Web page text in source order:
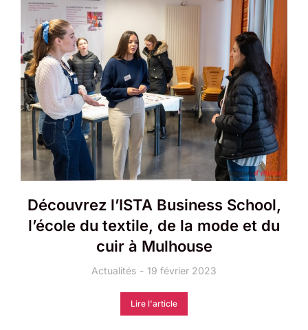
Découvrez l’ISTA Business School,
l’école du textile, de la mode et du
cuir à Mulhouse
Actualités 19 février 2023
Lire l'article